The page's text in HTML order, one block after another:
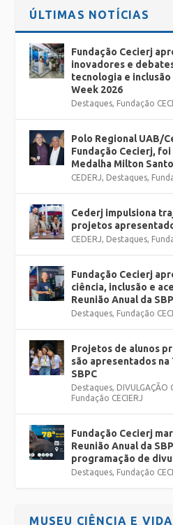
ÚLTIMAS NOTÍCIAS
Fundação Cecierj
inovadores e
tecnologia e
Week 2026
Destaques, Fundação
Polo Regional UAB/
Fundação Cecierj,
Medalha Milton
CEDERJ, Destaques,
Cederj impulsiona
projetos
CEDERJ, Destaques,
Fundação Cecierj
ciência, inclusão e
Reunião Anual da
Destaques, Fundação
Projetos de alunos
são apresentados na
SBPC
Destaques, DIVULGAÇÃO
Fundação CECIERJ
Fundação Cecierj
Reunião Anual da
programação de
Destaques, Fundação
MUSEU CIÊNCIA E VIDA